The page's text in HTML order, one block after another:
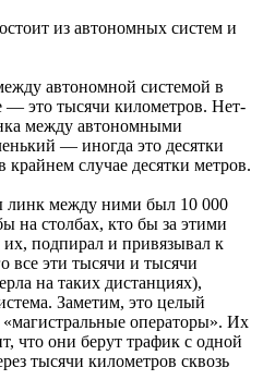
из автономных систем и
автономной системой в
это тысячи километров. Нет-
между автономными
— иногда это десятки
случае десятки метров.
линк между ними был 10 000
на столбах, кто бы за этими
подпирал и привязывал к
все эти тысячи и тысячи
на таких дистанциях),
Заметим, это целый
операторы». Их
что они берут трафик с одной
тысячи километров сквозь